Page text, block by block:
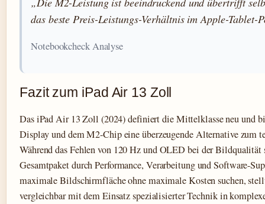
das beste Preis-Leistungs-Verhältnis im Apple-Tablet-
Notebookcheck Analyse
Fazit zum iPad Air 13 Zoll
Das iPad Air 13 Zoll (2024) definiert die Mittelklasse neu und
Display und dem M2-Chip eine überzeugende Alternative zum
Während das Fehlen von 120 Hz und OLED bei der Bildqualität
Gesamtpaket durch Performance, Verarbeitung und Software-
maximale Bildschirmfläche ohne maximale Kosten suchen,
vergleichbar mit dem Einsatz spezialisierter Technik in